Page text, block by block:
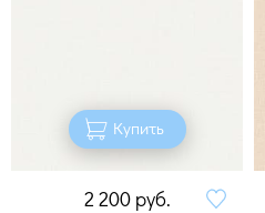
Купить
2 200 руб.